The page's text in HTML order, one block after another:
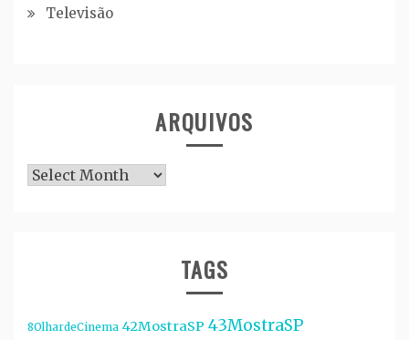
Televisão
ARQUIVOS
Arquivos
TAGS
8OlhardeCinema 42MostraSP 43MostraSP